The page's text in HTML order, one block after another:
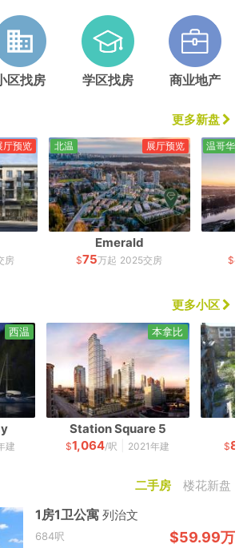
区找房 学区找房 商业地产
更多新盘
房
厅预览
Emerald
$75万起 2025交房
北温 展厅预览
$
温哥华
更多小区
建
西温
Station Square 5
$1,064/呎 2021年建
本拿比
$
二手房 楼花新盘
1房1卫公寓列治文
684呎 $59.99万